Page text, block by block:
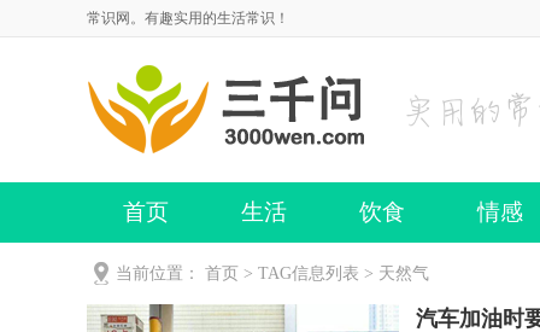
常识网。有趣实用的生活常识！
首页 生活 饮食 情感
当前位置： 首页 > TAG信息列表 > 天然气
汽车加油时